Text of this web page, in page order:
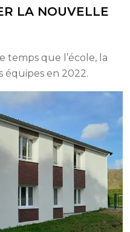
LA NOUVELLE
temps que l’école, la
équipes en 2022.